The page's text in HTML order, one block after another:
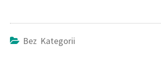
Bez Kategorii